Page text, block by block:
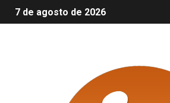
7 de agosto de 2026